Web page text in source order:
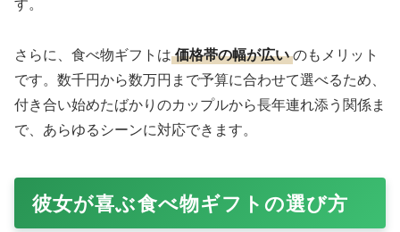
さらに、食べ物ギフトは 価格帯の幅が広いのもメリット
です。数千円から数万円まで予算に合わせて選べるため、
付き合い始めたばかりのカップルから長年連れ添う関係ま
で、あらゆるシーンに対応できます。
彼女が喜ぶ食べ物ギフトの選び方